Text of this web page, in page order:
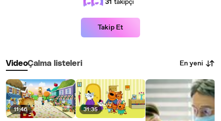
31 takipçi
Takip Et
VideoÇalma listeleri En yeni
11:46 31:35